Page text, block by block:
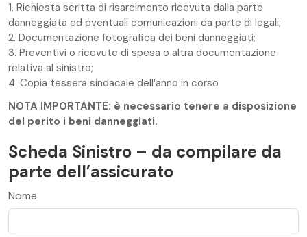
1. Richiesta scritta di risarcimento ricevuta dalla parte
danneggiata ed eventuali comunicazioni da parte di legali;
2. Documentazione fotografica dei beni danneggiati;
3. Preventivi o ricevute di spesa o altra documentazione
relativa al sinistro;
4. Copia tessera sindacale dell’anno in corso
NOTA IMPORTANTE: è necessario tenere a disposizione
del perito i beni danneggiati.
Scheda Sinistro – da compilare da
parte dell’assicurato
Nome